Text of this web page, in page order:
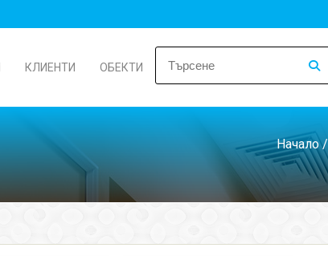
КЛИЕНТИ ОБЕКТИ
Начало/